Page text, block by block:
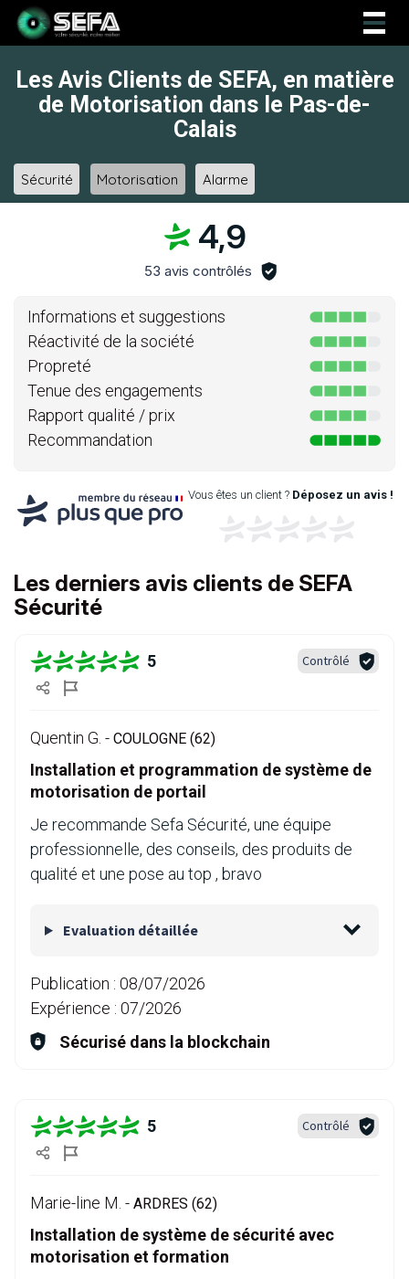
Les Avis Clients de SEFA, en matière
de Motorisation dans le Pas-de-
Calais
Sécurité Motorisation Alarme
4,9
53 avis contrôlés
Informations et suggestions
Réactivité de la société
Propreté
Tenue des engagements
Rapport qualité / prix
Recommandation
Vous êtes un client ? Déposez un avis !
Les derniers avis clients de SEFA
Sécurité
5 Contrôlé
Quentin G. - COULOGNE (62)
Installation et programmation de système de
motorisation de portail
Je recommande Sefa Sécurité, une équipe
professionnelle, des conseils, des produits de
qualité et une pose au top , bravo
Evaluation détaillée
Publication : 08/07/2026
Expérience : 07/2026
Sécurisé dans la blockchain
5 Contrôlé
Marie-line M. - ARDRES (62)
Installation de système de sécurité avec
motorisation et formation